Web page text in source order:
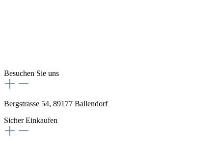
Besuchen Sie uns
Bergstrasse 54, 89177 Ballendorf
Sicher Einkaufen